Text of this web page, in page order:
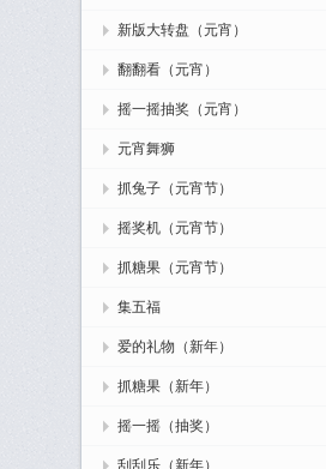
新版大转盘（元宵）
翻翻看（元宵）
摇一摇抽奖（元宵）
元宵舞狮
抓兔子（元宵节）
摇奖机（元宵节）
抓糖果（元宵节）
集五福
爱的礼物（新年）
抓糖果（新年）
摇一摇（抽奖）
刮刮乐（新年）